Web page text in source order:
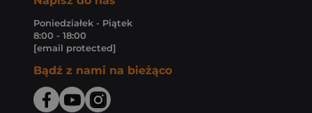
Poniedziałek - Piątek
8:00 - 18:00
[email protected]
Bądź z nami na bieżąco